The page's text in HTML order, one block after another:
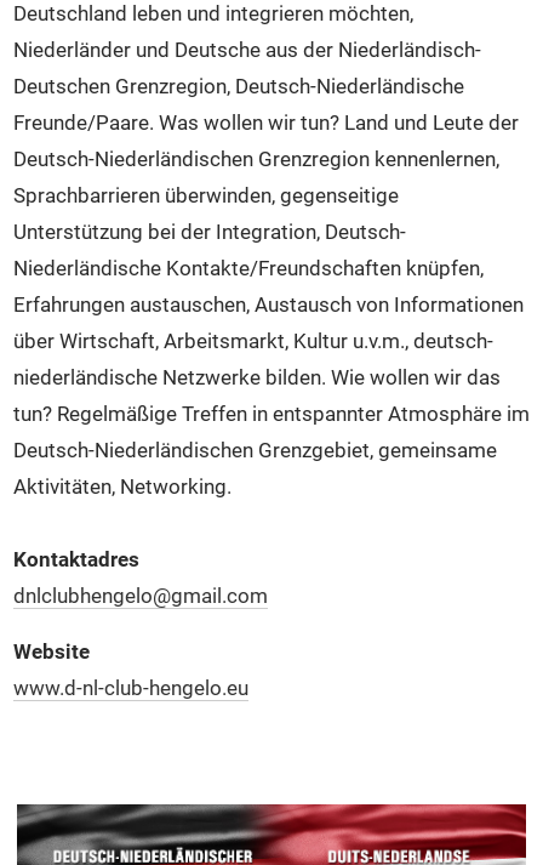
Deutschland leben und integrieren möchten,
Niederländer und Deutsche aus der Niederländisch-
Deutschen Grenzregion, Deutsch-Niederländische
Freunde/Paare. Was wollen wir tun? Land und Leute der
Deutsch-Niederländischen Grenzregion kennenlernen,
Sprachbarrieren überwinden, gegenseitige
Unterstützung bei der Integration, Deutsch-
Niederländische Kontakte/Freundschaften knüpfen,
Erfahrungen austauschen, Austausch von Informationen
über Wirtschaft, Arbeitsmarkt, Kultur u.v.m., deutsch-
niederländische Netzwerke bilden. Wie wollen wir das
tun? Regelmäßige Treffen in entspannter Atmosphäre im
Deutsch-Niederländischen Grenzgebiet, gemeinsame
Aktivitäten, Networking.
Kontaktadres
dnlclubhengelo@gmail.com
Website
www.d-nl-club-hengelo.eu